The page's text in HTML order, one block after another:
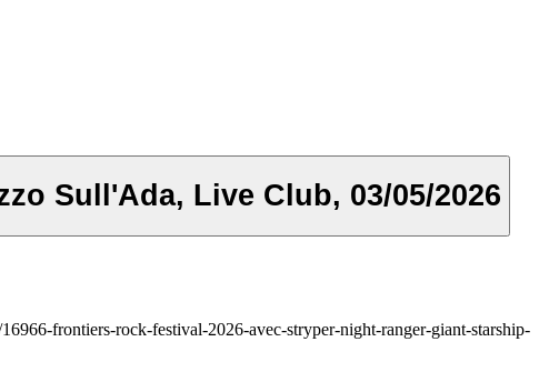
Festival - Trezzo Sull'Ada, Live Club, 03/05/2026
frontiers-rock-festival-2026-avec-stryper-night-ranger-giant-starship-